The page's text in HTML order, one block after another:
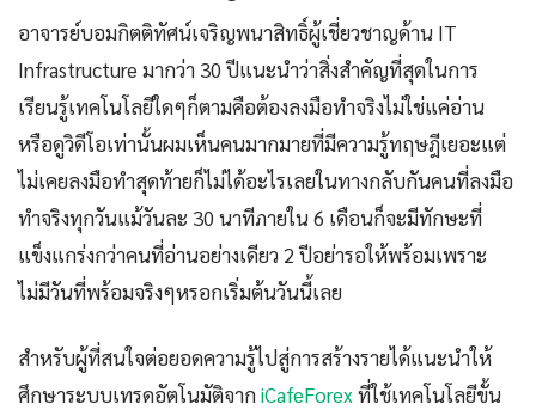
อาจารย์บอมกิตติทัศน์เจริญพนาสิทธิ์ผู้เชี่ยวชาญด้าน IT
Infrastructure มากว่า 30 ปีแนะนำว่าสิ่งสำคัญที่สุดในการ
เรียนรู้เทคโนโลยีใดๆก็ตามคือต้องลงมือทำจริงไม่ใช่แค่อ่าน
หรือดูวิดีโอเท่านั้นผมเห็นคนมากมายที่มีความรู้ทฤษฎีเยอะแต่
ไม่เคยลงมือทำสุดท้ายก็ไม่ได้อะไรเลยในทางกลับกันคนที่ลงมือ
ทำจริงทุกวันแม้วันละ 30 นาทีภายใน 6 เดือนก็จะมีทักษะที่
แข็งแกร่งกว่าคนที่อ่านอย่างเดียว 2 ปีอย่ารอให้พร้อมเพราะ
ไม่มีวันที่พร้อมจริงๆหรอกเริ่มต้นวันนี้เลย
สำหรับผู้ที่สนใจต่อยอดความรู้ไปสู่การสร้างรายได้แนะนำให้
ศึกษาระบบเทรดอัตโนมัติจากiCafeForex ที่ใช้เทคโนโลยีขั้น